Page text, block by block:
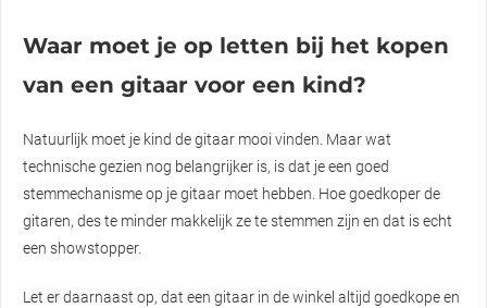
Waar moet je op letten bij het kopen
van een gitaar voor een kind?
Natuurlijk moet je kind de gitaar mooi vinden. Maar wat
technische gezien nog belangrijker is, is dat je een goed
stemmechanisme op je gitaar moet hebben. Hoe goedkoper de
gitaren, des te minder makkelijk ze te stemmen zijn en dat is echt
een showstopper.
Let er daarnaast op, dat een gitaar in de winkel altijd goedkope en